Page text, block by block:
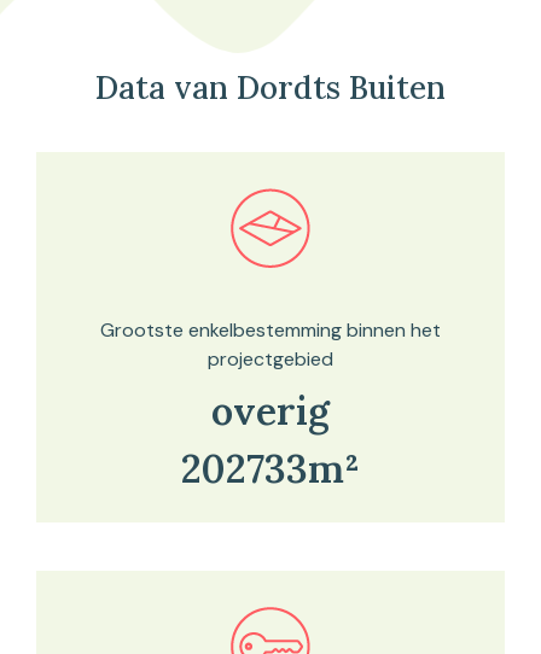
Data van Dordts Buiten
Bekijk in onze kaartviewer
Grootste enkelbestemming binnen het
projectgebied
overig
202733m²